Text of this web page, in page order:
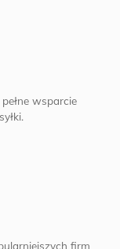
wsparcie
firm